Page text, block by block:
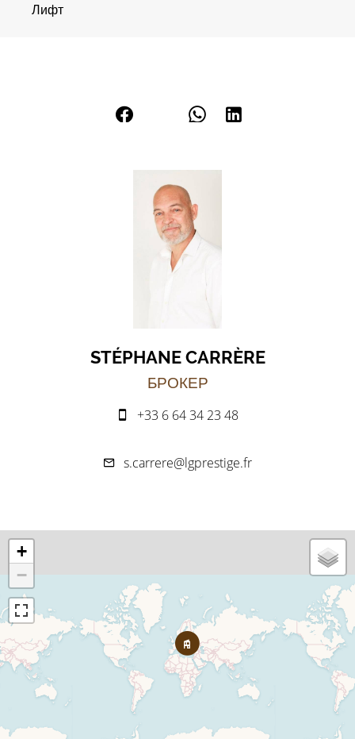
Лифт
STÉPHANE CARRÈRE
БРОКЕР
+33 6 64 34 23 48
s.carrere@lgprestige.fr
+
−